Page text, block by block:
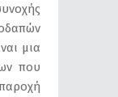
μια
που